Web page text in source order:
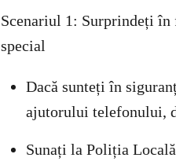
Scenariul 1: Surprindeți în
special
Dacă sunteți în
ajutorului telefonului,
Sunați la Poliția